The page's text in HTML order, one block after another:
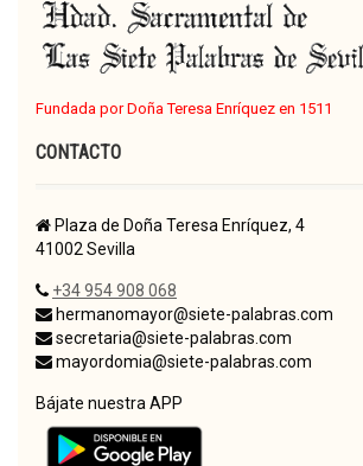
Fundada por Doña Teresa Enríquez en 1511
CONTACTO
Plaza de Doña Teresa Enríquez, 4
41002 Sevilla
+34 954 908 068
hermanomayor@siete-palabras.com
secretaria@siete-palabras.com
mayordomia@siete-palabras.com
Bájate nuestra APP